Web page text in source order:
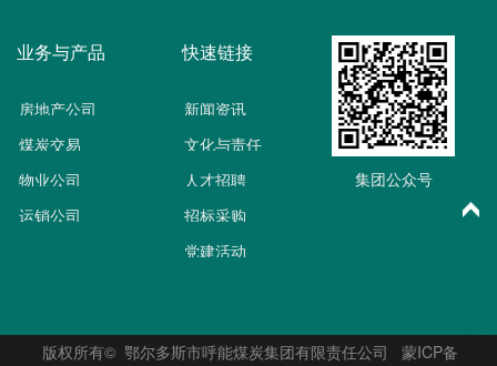
业务与产品
房地产公司
煤炭交易
物业公司
运销公司
快速链接
新闻资讯
文化与责任
人才招聘
招标采购
党建活动
集团公众号
版权所有© 鄂尔多斯市呼能煤炭集团有限责任公司 蒙ICP备